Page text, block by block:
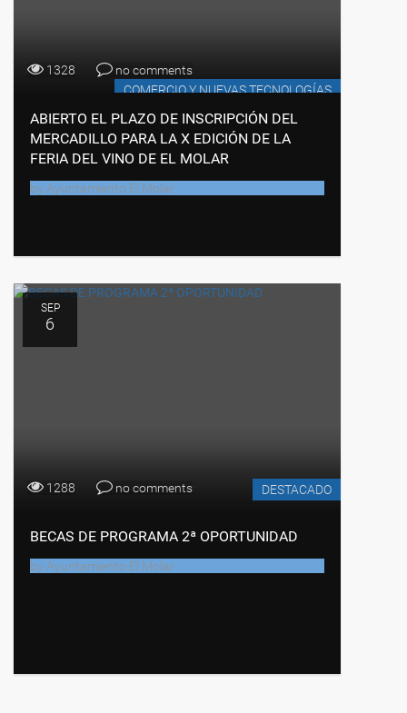
1328
no comments
COMERCIO Y NUEVAS TECNOLOGÍAS
ABIERTO EL PLAZO DE INSCRIPCIÓN DEL
MERCADILLO PARA LA X EDICIÓN DE LA
FERIA DEL VINO DE EL MOLAR
by Ayuntamiento El Molar
SEP
6
1288 no comments DESTACADO
BECAS DE PROGRAMA 2ª OPORTUNIDAD
by Ayuntamiento El Molar